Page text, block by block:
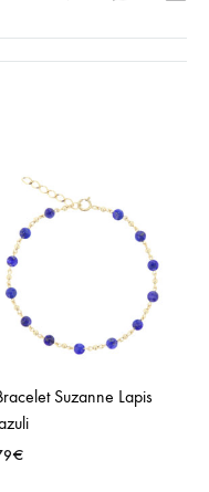
Suzanne Lapis
€